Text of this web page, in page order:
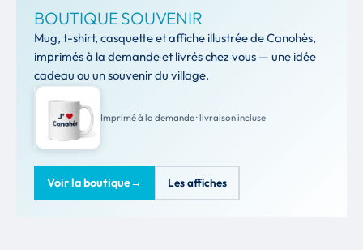
BOUTIQUE SOUVENIR
Mug, t-shirt, casquette et affiche illustrée de Canohès,
imprimés à la demande et livrés chez vous — une idée
cadeau ou un souvenir du village.
Imprimé à la demande · livraison incluse
Voir la boutique→ Les affiches